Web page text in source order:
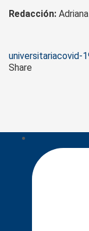
Redacción:
Tags
universitariacovid-
Share